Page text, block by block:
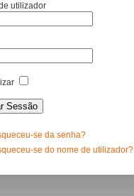
utilizador
se da senha?
se do nome de utilizador?